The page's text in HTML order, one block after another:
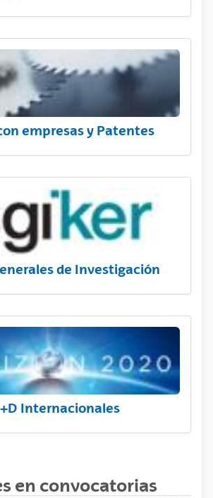
empresas y Patentes
de Investigación
Internacionales
en convocatorias